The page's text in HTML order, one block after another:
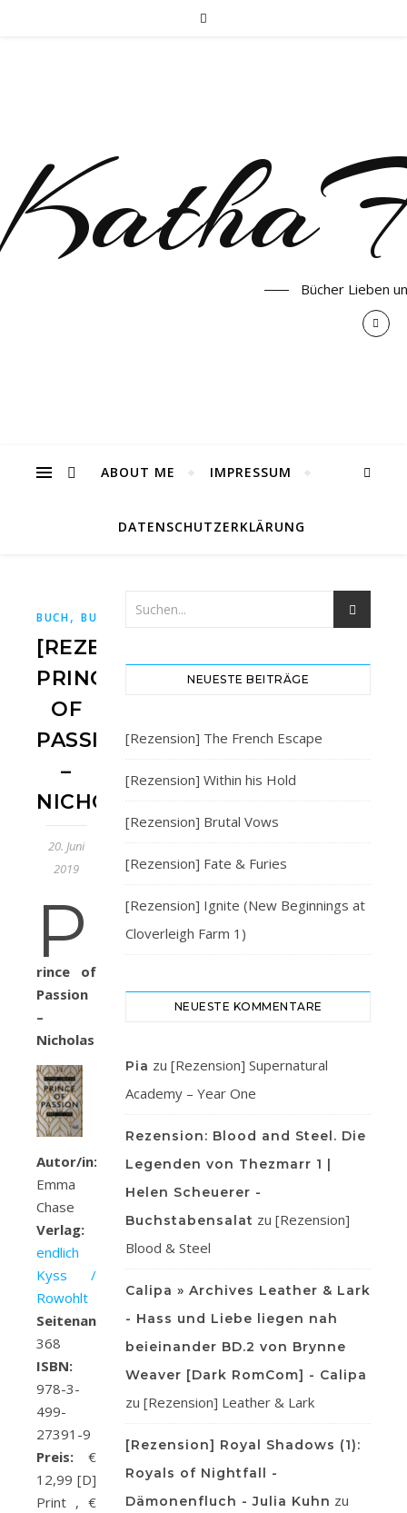
Bücher Lieben
ABOUT ME IMPRESSUM
DATENSCHUTZERKLÄRUNG
BUCH, BUCHBLOG, BÜCHER ENDLICHKYSS
[REZENSION]
PRINCE
OF
PASSION
–
NICHOLAS
20. Juni
2019
P
rince of
Passion
–
Nicholas
Autor/in:
Emma
Chase
Verlag:
endlich
Kyss /
Rowohlt
Seitenanzahl:
368
ISBN:
978-3-
499-
27391-9
Preis: €
12,99 [D]
Print , €
NEUESTE BEITRÄGE
[Rezension] The French Escape
[Rezension] Within his Hold
[Rezension] Brutal Vows
[Rezension] Fate & Furies
[Rezension] Ignite (New Beginnings at
Cloverleigh Farm 1)
NEUESTE KOMMENTARE
Pia zu [Rezension] Supernatural
Academy – Year One
Rezension: Blood and Steel. Die
Legenden von Thezmarr 1 |
Helen Scheuerer -
Buchstabensalat zu [Rezension]
Blood & Steel
Calipa » Archives Leather & Lark
- Hass und Liebe liegen nah
beieinander BD.2 von Brynne
Weaver [Dark RomCom] - Calipa
zu [Rezension] Leather & Lark
[Rezension] Royal Shadows (1):
Royals of Nightfall -
Dämonenfluch - Julia Kuhn zu